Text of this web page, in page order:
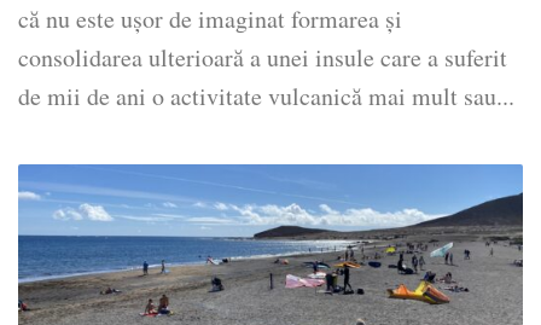
că nu este ușor de imaginat formarea și
consolidarea ulterioară a unei insule care a suferit
de mii de ani o activitate vulcanică mai mult sau...